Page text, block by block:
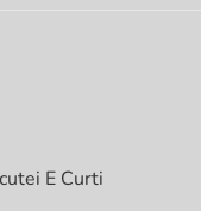
E Curti